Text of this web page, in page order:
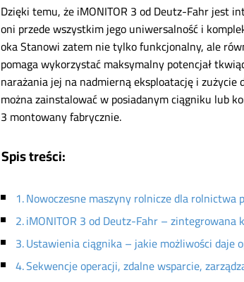
Dzięki temu, że iMONITOR 3 od Deutz-Fahr jest
oni przede wszystkim jego uniwersalność i
oka Stanowi zatem nie tylko funkcjonalny, ale
pomaga wykorzystać maksymalny potencjał
narażania jej na nadmierną eksploatację i
można zainstalować w posiadanym ciągniku lub
3 montowany fabrycznie.
Spis treści:
Nowoczesne maszyny rolnicze dla rolnictwa
iMONITOR 3 od Deutz-Fahr –
Ustawienia ciągnika – jakie możliwości daje
Sekwencje operacji, zdalne wsparcie,